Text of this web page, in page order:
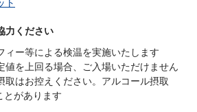
力ください
ィー等による検温を実施いたします
値を上回る場合、ご入場いただけません
取はお控えください。アルコール摂取
とがあります